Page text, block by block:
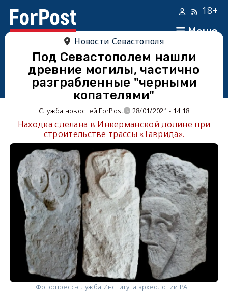
Меню
18+
Новости Севастополя
Под Севастополем нашли
древние могилы, частично
разграбленные "черными
копателями"
Служба новостей ForPost 28/01/2021 - 14:18
Находка сделана в Инкерманской долине при
строительстве трассы «Таврида».
Фото:пресс-служба Института археологии РАН